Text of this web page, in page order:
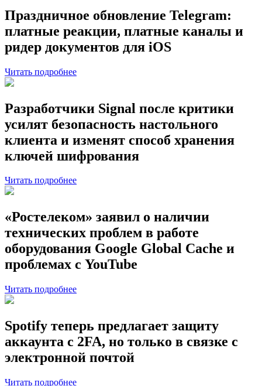
Праздничное обновление Telegram:
платные реакции, платные каналы и
ридер документов для iOS
Читать подробнее
Разработчики Signal после критики
усилят безопасность настольного
клиента и изменят способ хранения
ключей шифрования
Читать подробнее
«Ростелеком» заявил о наличии
технических проблем в работе
оборудования Google Global Cache и
проблемах с YouTube
Читать подробнее
Spotify теперь предлагает защиту
аккаунта с 2FA, но только в связке с
электронной почтой
Читать подробнее